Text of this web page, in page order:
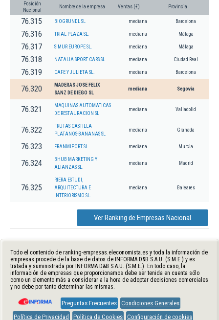
Posición
Nacional
Nombre de la empresa Ventas (€) Provincia
76.315 BIOGRUNDL SL mediana Barcelona
76.316 TRIAL PLAZA SL. mediana Málaga
76.317 SIMUR EUROPE SL. mediana Málaga
76.318 NATALIA SPORT CARS SL mediana Ciudad Real
76.319 CAFE Y JULIETA SL. mediana Barcelona
76.320
MADERAS JOSE FELIX
SANZ DE DIEGO SL
mediana Segovia
76.321
MAQUINAS AUTOMATICAS
DE RESTAURACION SL
mediana Valladolid
76.322
FRUTAS CASTILLA
PLATANOS-BANANAS SL
mediana Granada
76.323 FRANMIPORT SL mediana Murcia
76.324
BHUB MARKETING Y
ALIANZAS SL.
mediana Madrid
76.325
RIERA ESTUDI,
ARQUITECTURA E
INTERIORISMO SL.
mediana Baleares
Ver Ranking de Empresas Nacional
Todo el contenido de ranking-empresas.eleconomista.es y toda la información de
empresas procede de la base de datos de INFORMA D&B S.A.U. (S.M.E.) y es
tratada y suministrada por INFORMA D&B S.A.U. (S.M.E.). En todo caso, la
información de empresas que proporcionamos debe ser tenida en cuenta sólo
como un elemento más a considerar a la hora de adoptar decisiones comerciales
y no debe por tanto determinar las mismas.
Preguntas Frecuentes Condiciones Generales
Política de Privacidad
Política de Cookies Configuración de cookies